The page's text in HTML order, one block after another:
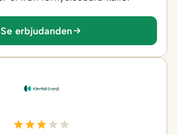
Se erbjudanden